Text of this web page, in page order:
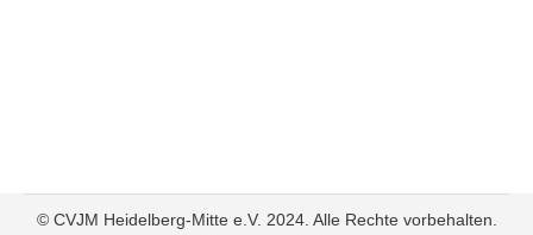
© CVJM Heidelberg-Mitte e.V. 2024. Alle Rechte vorbehalten.